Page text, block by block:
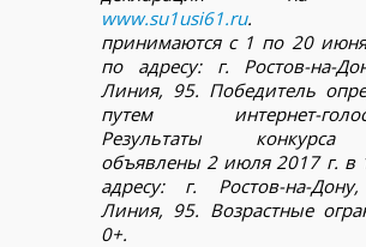
www.su1usi61.ru.
принимаются с 1 по 20
по адресу: г. Ростов-на-
Линия, 95. Победитель
путем интернет-
Результаты конкурса
объявлены 2 июля 2017 г. в
адресу: г. Ростов-на-
Линия, 95. Возрастные
0+.